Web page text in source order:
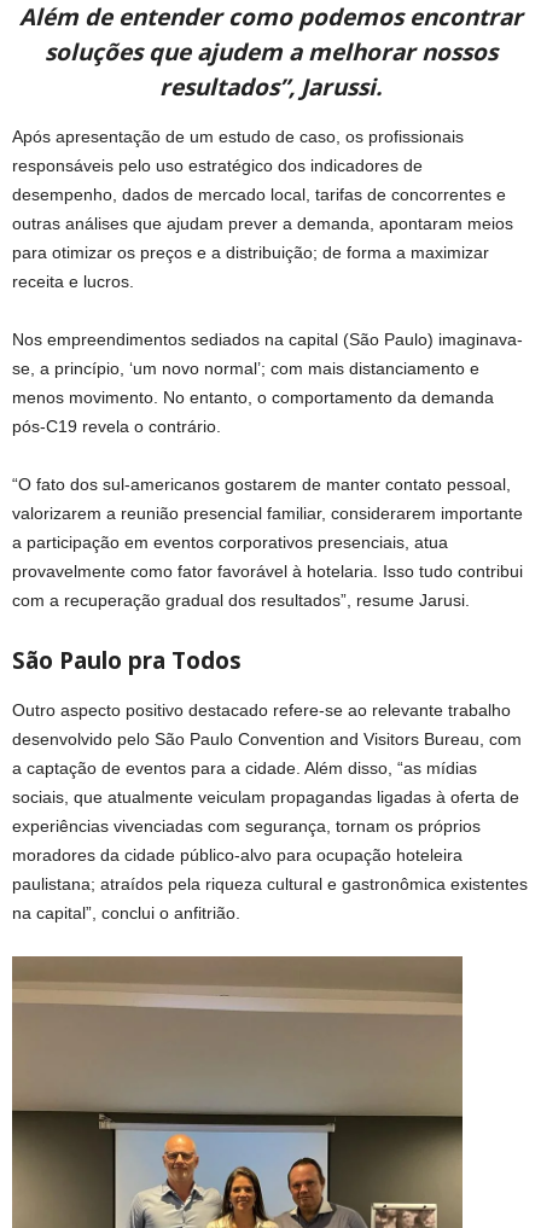
Além de entender como podemos encontrar
soluções que ajudem a melhorar nossos
resultados”, Jarussi.
Após apresentação de um estudo de caso, os profissionais
responsáveis pelo uso estratégico dos indicadores de
desempenho, dados de mercado local, tarifas de concorrentes e
outras análises que ajudam prever a demanda, apontaram meios
para otimizar os preços e a distribuição; de forma a maximizar
receita e lucros.
Nos empreendimentos sediados na capital (São Paulo) imaginava-
se, a princípio, ‘um novo normal’; com mais distanciamento e
menos movimento. No entanto, o comportamento da demanda
pós-C19 revela o contrário.
“O fato dos sul-americanos gostarem de manter contato pessoal,
valorizarem a reunião presencial familiar, considerarem importante
a participação em eventos corporativos presenciais, atua
provavelmente como fator favorável à hotelaria. Isso tudo contribui
com a recuperação gradual dos resultados”, resume Jarusi.
São Paulo pra Todos
Outro aspecto positivo destacado refere-se ao relevante trabalho
desenvolvido pelo São Paulo Convention and Visitors Bureau, com
a captação de eventos para a cidade. Além disso, “as mídias
sociais, que atualmente veiculam propagandas ligadas à oferta de
experiências vivenciadas com segurança, tornam os próprios
moradores da cidade público-alvo para ocupação hoteleira
paulistana; atraídos pela riqueza cultural e gastronômica existentes
na capital”, conclui o anfitrião.